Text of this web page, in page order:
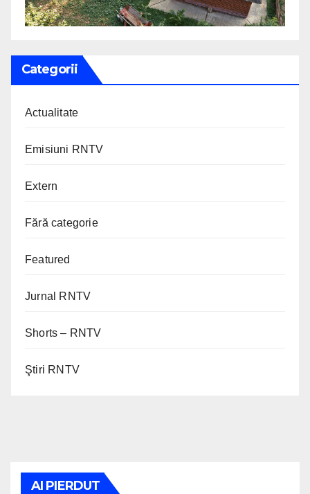
Categorii
Actualitate
Emisiuni RNTV
Extern
Fără categorie
Featured
Jurnal RNTV
Shorts – RNTV
Ştiri RNTV
AI PIERDUT